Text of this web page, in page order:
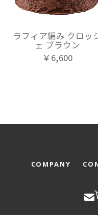
ラフィア編み クロッ
ェ ブラウン
￥6,600
COMPANY